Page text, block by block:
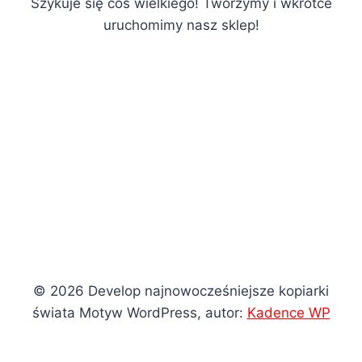
uruchomimy nasz sklep!
© 2026 Develop najnowocześniejsze kopiarki
świata Motyw WordPress, autor: Kadence WP